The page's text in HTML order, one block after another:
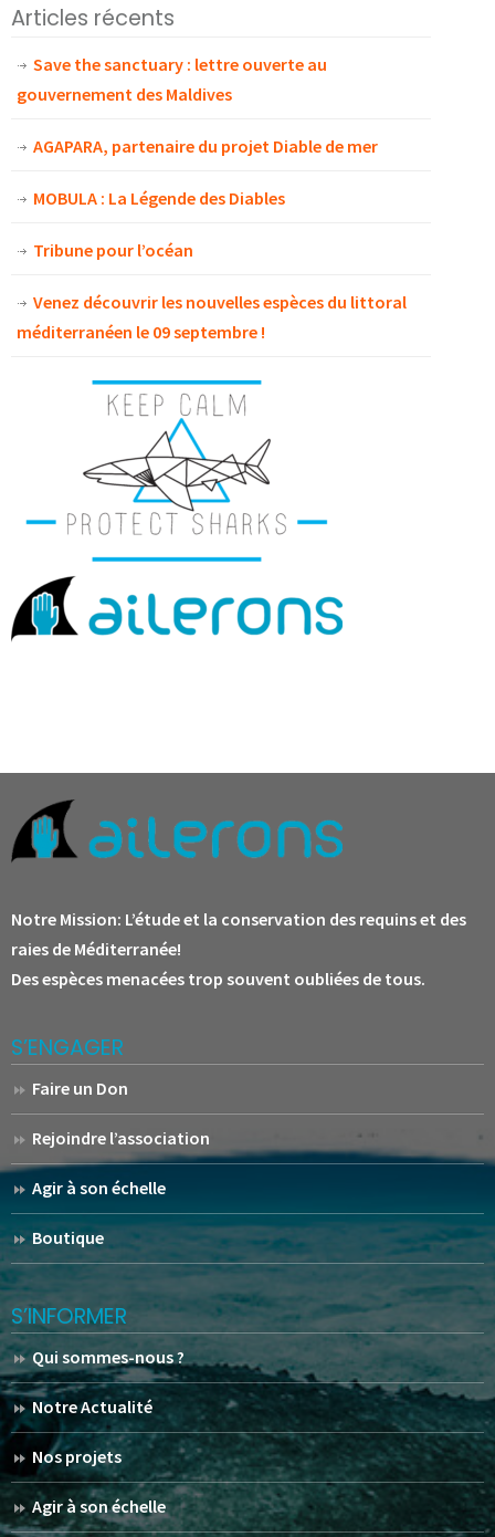
Articles récents
Save the sanctuary : lettre ouverte au
gouvernement des Maldives
AGAPARA, partenaire du projet Diable de mer
MOBULA : La Légende des Diables
Tribune pour l’océan
Venez découvrir les nouvelles espèces du littoral
méditerranéen le 09 septembre !
Notre Mission: L’étude et la conservation des requins et des
raies de Méditerranée!
Des espèces menacées trop souvent oubliées de tous.
S’ENGAGER
Faire un Don
Rejoindre l’association
Agir à son échelle
Boutique
S’INFORMER
Qui sommes-nous ?
Notre Actualité
Nos projets
Agir à son échelle